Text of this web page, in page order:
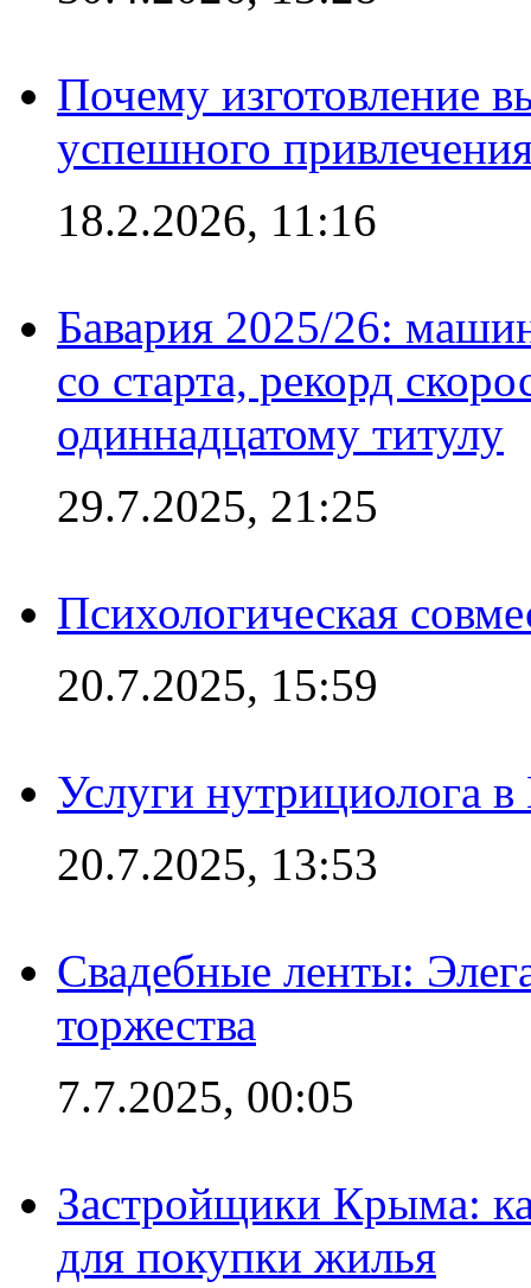
Почему изготовление
успешного
18.2.2026, 11:16
Бавария 2025/26:
со старта, рекорд
одиннадцатому титулу
29.7.2025, 21:25
Психологическая
20.7.2025, 15:59
Услуги нутрициолога
20.7.2025, 13:53
Свадебные ленты:
торжества
7.7.2025, 00:05
Застройщики Крыма:
для покупки жилья